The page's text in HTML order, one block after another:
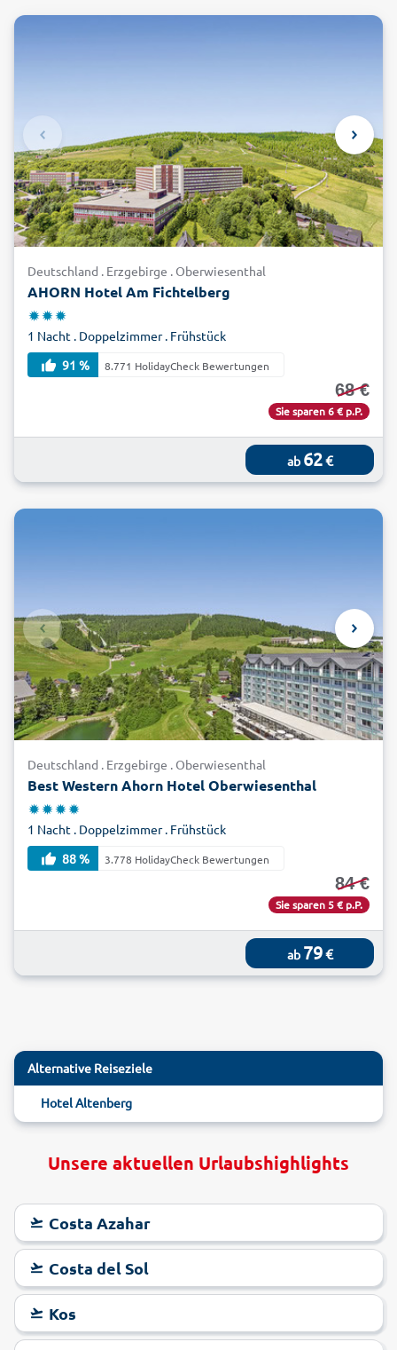
Deutschland . Erzgebirge . Oberwiesenthal
AHORN Hotel Am Fichtelberg
1 Nacht . Doppelzimmer . Frühstück
91 %
8.771 HolidayCheck Bewertungen
68 €
Sie sparen 6 € p.P.
ab 62€
Deutschland . Erzgebirge . Oberwiesenthal
Best Western Ahorn Hotel Oberwiesenthal
1 Nacht . Doppelzimmer . Frühstück
88 %
3.778 HolidayCheck Bewertungen
84 €
Sie sparen 5 € p.P.
ab 79€
Alternative Reiseziele
Hotel Altenberg
Unsere aktuellen Urlaubshighlights
Costa Azahar
Costa del Sol
Kos